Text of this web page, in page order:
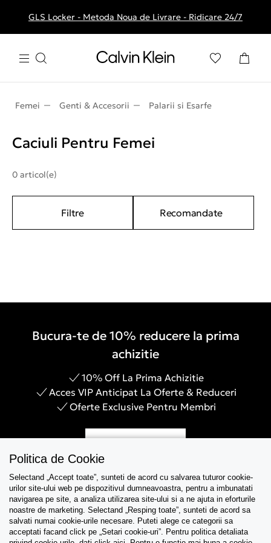
Livrare gratuita la comenzile de peste 250 RON
GLS Locker - Metoda Noua de Livrare - Ridicare 24/7
Femei Genti & Accesorii Palarii si Esarfe
Caciuli Pentru Femei
0 articol(e)
Filtre Recomandate
Bucura-te de 10% reducere la prima
achizitie
10% Off La Prima Achizitie
Acces VIP Anticipat La Oferte & Reduceri
Oferte Exclusive Pentru Membri
Asistenta
Colectii
Politica de Cookie
Selectand „Accept toate”, sunteti de acord cu salvarea tuturor cookie-
urilor site-ului web pe dispozitivul dumneavoastra, pentru a imbunatati
navigarea pe site, a analiza utilizarea site-ului si a ne ajuta in eforturile
noastre de marketing. Selectand „Resping toate”, sunteti de acord sa
salvati numai cookie-urile necesare. Puteti alege ce categorii sa
acceptati facand click pe „Setari cookie-uri”. Pentru politica detaliata